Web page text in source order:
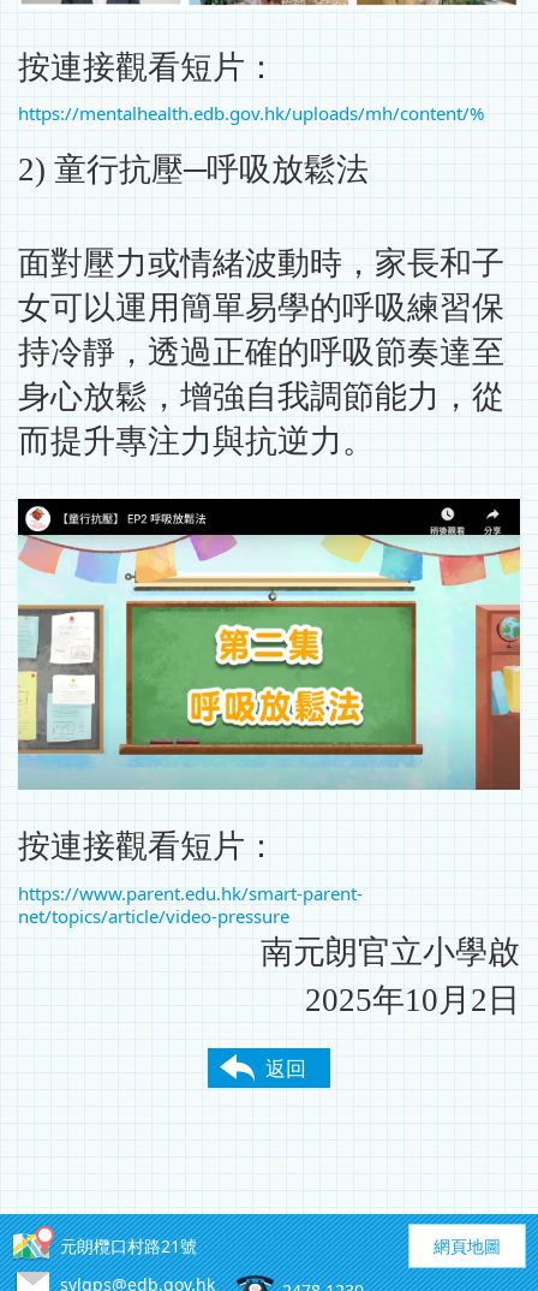
按連接觀看短片：
https://mentalhealth.edb.gov.hk/uploads/mh/content/%
2) 童行抗壓─呼吸放鬆法
面對壓力或情緒波動時，家長和子
女可以運用簡單易學的呼吸練習保
持冷靜，透過正確的呼吸節奏達至
身心放鬆，增強自我調節能力，從
而提升專注力與抗逆力。
按連接觀看短片：
https://www.parent.edu.hk/smart-parent-
net/topics/article/video-pressure
南元朗官立小學啟
2025年10月2日
返回
網頁地圖
元朗欖口村路21號
sylgps@edb.gov.hk